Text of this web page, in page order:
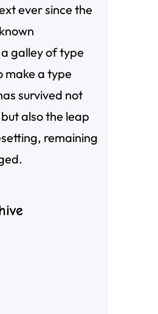
ever since the
galley of type
make a type
survived not
also the leap
remaining